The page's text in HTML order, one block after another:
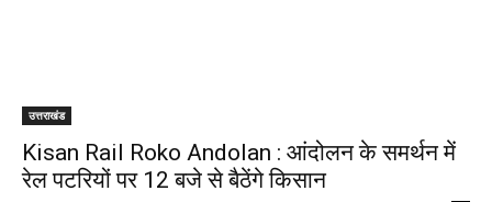
उत्तराखंड
Kisan Rail Roko Andolan : आंदोलन के समर्थन में
रेल पटरियों पर 12 बजे से बैठेंगे किसान